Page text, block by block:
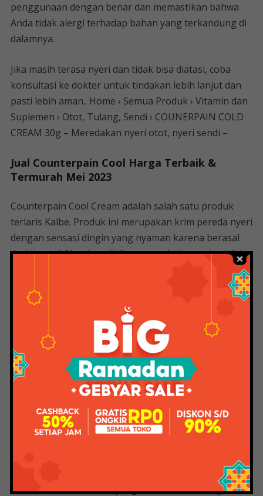
penggunaan dengan benar dan memastikan bahwa
Anda tidak alergi terhadap bahan yang terkandung di
dalamnya.
Jika masih terasa nyeri dan tidak bisa diatasi, coba
konsultasi ke dokter untuk tindakan lebih lanjut dan
pasti lebih aman.. Home › Semua Produk › Vitamin dan
Suplemen › Otot, Tulang, Sendi › COUNERPAIN COLD
CREAM 30g – Meredakan nyeri otot, nyeri sendi –
Jual Counterpain Cool Harga Terbaik &
Termurah Mei 2023
Counterpain Cool Cream adalah salah satu produk
terlaris Kalbe. Produk ini merupakan krim pereda nyeri
dengan sensasi dingin yang nyaman karena berasal
dari mentol. Nyeri sendi, ligamen robek, nyeri setelah
Counterpain Cool Cream adalah krim yang berfungsi
meredakan nyeri otot dan persendian. Larutan pereda
nyeri yang mengandung eugenol, mentol, dan metil
salisilat akan meredakan peradangan pada sendi dan
otot, serta memberikan sensasi dingin saat dioleskan
ke kulit. Selain meredakan nyeri sendi, kegunaan
Counterpain lainnya adalah untuk mengurangi gejala
memar, nyeri punggung, dan cedera olahraga.
semakin lemah jika Anda tidak merawatnya dengan
baik. Terutama mereka yang terluka akibat kerja fisik